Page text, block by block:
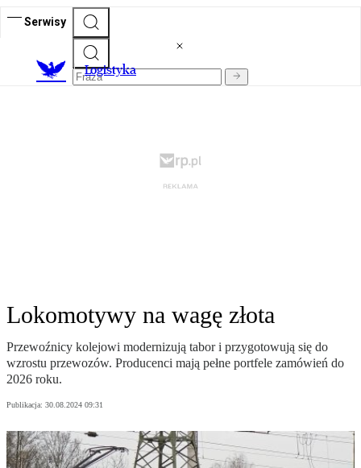
Serwisy
Logistyka
Lokomotywy na wagę złota
Przewoźnicy kolejowi modernizują tabor i przygotowują się do
wzrostu przewozów. Producenci mają pełne portfele zamówień do
2026 roku.
Publikacja: 30.08.2024 09:31